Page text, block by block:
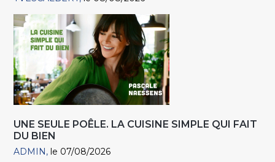
UNE SEULE POÊLE. LA CUISINE SIMPLE QUI FAIT
DU BIEN
ADMIN le 07/08/2026